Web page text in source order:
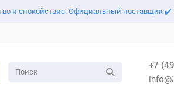
и спокойствие. Официальный поставщик ✔️
+7